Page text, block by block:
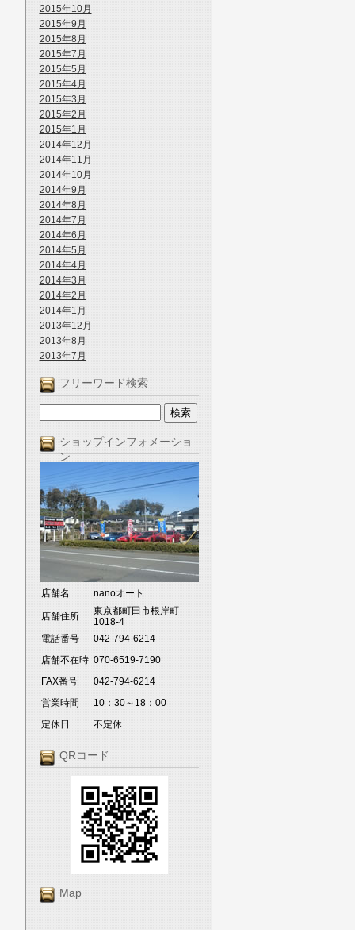
2015年10月
2015年9月
2015年8月
2015年7月
2015年5月
2015年4月
2015年3月
2015年2月
2015年1月
2014年12月
2014年11月
2014年10月
2014年9月
2014年8月
2014年7月
2014年6月
2014年5月
2014年4月
2014年3月
2014年2月
2014年1月
2013年12月
2013年8月
2013年7月
フリーワード検索
ショップインフォメーショ
ン
店舗名 nanoオート
店舗住所
東京都町田市根岸町
1018-4
電話番号
042-794-6214
店舗不在時 070-6519-7190
FAX番号
042-794-6214
営業時間
10：30～18：00
定休日
不定休
QRコード
Map